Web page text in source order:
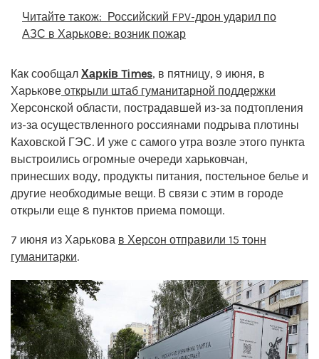
Читайте також: Российский FPV-дрон ударил по
АЗС в Харькове: возник пожар
Как сообщал Харків Times, в пятницу, 9 июня, в
Харькове открыли штаб гуманитарной поддержки
Херсонской области, пострадавшей из-за подтопления
из-за осуществленного россиянами подрыва плотины
Каховской ГЭС. И уже с самого утра возле этого пункта
выстроились огромные очереди харьковчан,
принесших воду, продукты питания, постельное белье и
другие необходимые вещи. В связи с этим в городе
открыли еще 8 пунктов приема помощи.
7 июня из Харькова в Херсон отправили 15 тонн
гуманитарки.